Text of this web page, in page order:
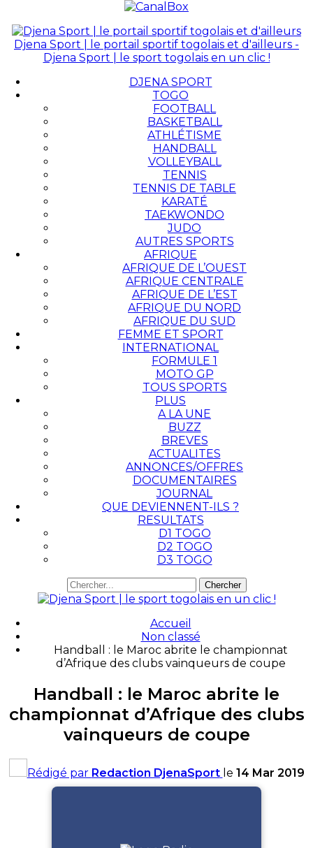
Djena Sport | le portail sportif togolais et d'ailleurs -
Djena Sport | le sport togolais en un clic !
DJENA SPORT
TOGO
FOOTBALL
BASKETBALL
ATHLÉTISME
HANDBALL
VOLLEYBALL
TENNIS
TENNIS DE TABLE
KARATÉ
TAEKWONDO
JUDO
AUTRES SPORTS
AFRIQUE
AFRIQUE DE L’OUEST
AFRIQUE CENTRALE
AFRIQUE DE L’EST
AFRIQUE DU NORD
AFRIQUE DU SUD
FEMME ET SPORT
INTERNATIONAL
FORMULE 1
MOTO GP
TOUS SPORTS
PLUS
A LA UNE
BUZZ
BREVES
ACTUALITES
ANNONCES/OFFRES
DOCUMENTAIRES
JOURNAL
QUE DEVIENNENT-ILS ?
RESULTATS
D1 TOGO
D2 TOGO
D3 TOGO
Accueil
Non classé
Handball : le Maroc abrite le championnat
d’Afrique des clubs vainqueurs de coupe
Handball : le Maroc abrite le
championnat d’Afrique des clubs
vainqueurs de coupe
Rédigé par Redaction DjenaSport le 14 Mar 2019